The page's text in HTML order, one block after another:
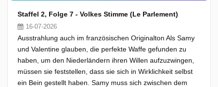
Staffel 2, Folge 7 - Volkes Stimme (Le Parlement)
16-07-2026
Ausstrahlung auch im französischen Originalton Als Samy
und Valentine glauben, die perfekte Waffe gefunden zu
haben, um den Niederländern ihren Willen aufzuzwingen,
müssen sie feststellen, dass sie sich in Wirklichkeit selbst
ein Bein gestellt haben. Samy muss sich zwischen dem